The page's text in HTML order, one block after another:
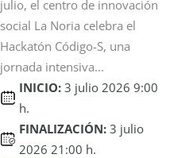
julio, el centro de innovación
social La Noria celebra el
Hackatón Código-S, una
jornada intensiva...
INICIO: 3 julio 2026 9:00
h.
FINALIZACIÓN: 3 julio
2026 21:00 h.